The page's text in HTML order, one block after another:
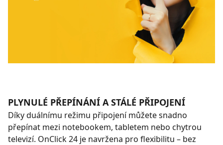
PLYNULÉ PŘEPÍNÁNÍ A STÁLÉ PŘIPOJENÍ
Díky duálnímu režimu připojení můžete snadno
přepínat mezi notebookem, tabletem nebo chytrou
televizí. OnClick 24 je navržena pro flexibilitu – bez